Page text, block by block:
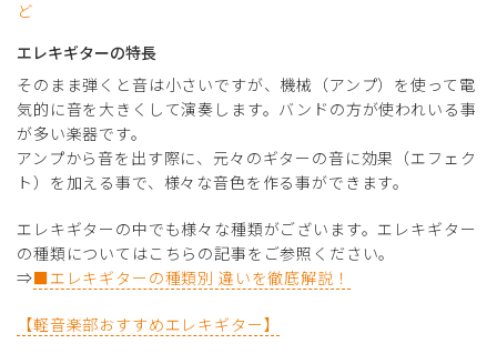
ど
エレキギターの特長
そのまま弾くと音は小さいですが、機械（アンプ）を使って電
気的に音を大きくして演奏します。バンドの方が使われいる事
が多い楽器です。
アンプから音を出す際に、元々のギターの音に効果（エフェク
ト）を加える事で、様々な音色を作る事ができます。
エレキギターの中でも様々な種類がございます。エレキギター
の種類についてはこちらの記事をご参照ください。
⇒■エレキギターの種類別 違いを徹底解説！
【軽音楽部おすすめエレキギター】